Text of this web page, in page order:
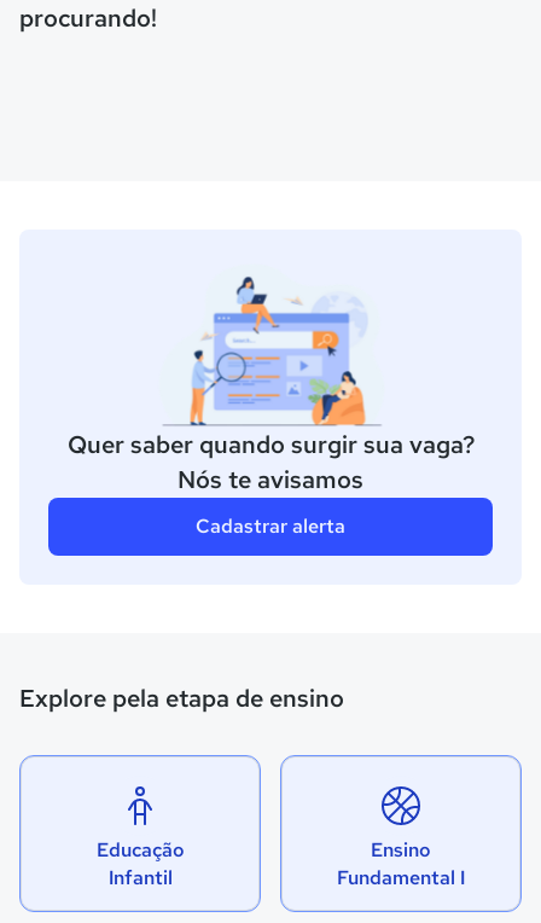
procurando!
Quer saber quando surgir sua vaga?
Nós te avisamos
Cadastrar alerta
Explore pela etapa de ensino
Educação
Infantil
Ensino
Fundamental I